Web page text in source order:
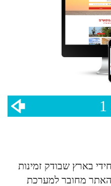
1
בארץ שבודק זמינות
האתר מחובר למערכת